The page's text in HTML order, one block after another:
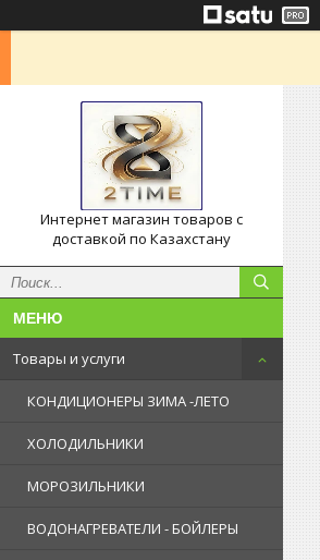
Интернет магазин товаров с
доставкой по Казахстану
Товары и услуги
КОНДИЦИОНЕРЫ ЗИМА -ЛЕТО
ХОЛОДИЛЬНИКИ
МОРОЗИЛЬНИКИ
ВОДОНАГРЕВАТЕЛИ - БОЙЛЕРЫ